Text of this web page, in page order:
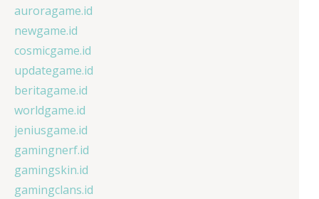
auroragame.id
newgame.id
cosmicgame.id
updategame.id
beritagame.id
worldgame.id
jeniusgame.id
gamingnerf.id
gamingskin.id
gamingclans.id